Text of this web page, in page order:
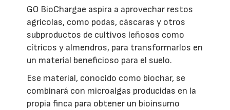
GO BioChargae aspira a aprovechar restos
agrícolas, como podas, cáscaras y otros
subproductos de cultivos leñosos como
cítricos y almendros, para transformarlos en
un material beneficioso para el suelo.
Ese material, conocido como biochar, se
combinará con microalgas producidas en la
propia finca para obtener un bioinsumo